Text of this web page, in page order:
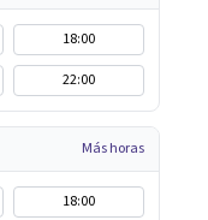
18:00
22:00
Más horas
18:00